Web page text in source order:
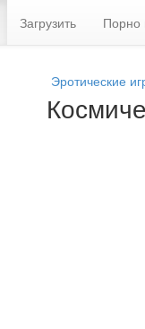
Загрузить Порно
Эротические